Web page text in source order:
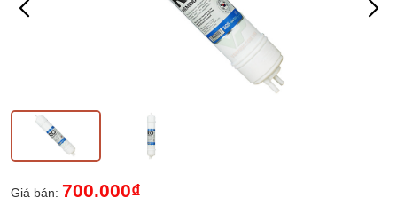
Giá bán: 700.000₫